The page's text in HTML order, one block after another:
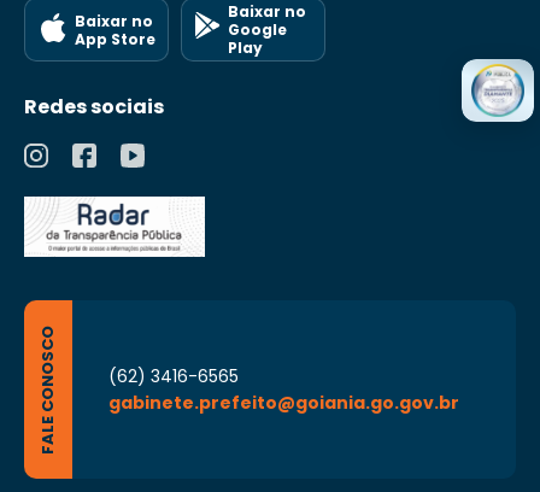
Baixar no
App Store
Baixar no
Google
Play
Redes sociais
FALE CONOSCO
(62) 3416-6565
gabinete.prefeito@goiania.go.gov.br